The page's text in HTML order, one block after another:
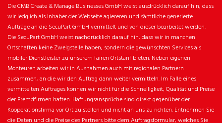
Die CMB Create & Manage Businesses GmbH weist ausdrücklich darauf hin, dass
wir ledglich als Inhaber der Webseite agiereren und sämtliche generierte
Aufträge an die SecuPart GmbH vermittelt und von dieser bearbeitet werden.
Die SecuPart GmbH weist nachdrücklich darauf hin, dass wir in manchen
Ortschaften keine Zweigstelle haben, sondern die gewünschten Services als
mobiler Dienstleister zu unserem fairen Ortstarif bieten. Neben eigenen
Monteuren arbeiten wir in Ausnahmen auch mit regionalen Partnern
zusammen, an die wir den Auftrag dann weiter vermitteln. Im Falle eines
vermittelten Auftrages können wir nicht für die Schnelligkeit, Qualität und Preise
der Fremdfirmen haften. Haftungsansprüche sind direkt gegenüber der
Kooperationsfirma vor Ort zu stellen und nicht an uns zu richten. Entnehmen Sie
die Daten und die Preise des Partners bitte dem Auftragsformular, welches Sie